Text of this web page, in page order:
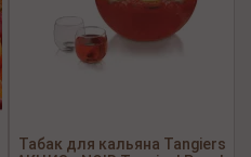
Табак для кальяна Tangiers